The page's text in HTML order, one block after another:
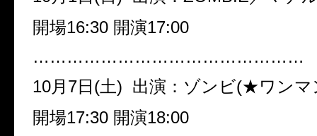
開場16:30 開演17:00
…………………………………………
10月7日(土) 出演：ゾンビ(★ワンマ
開場17:30 開演18:00